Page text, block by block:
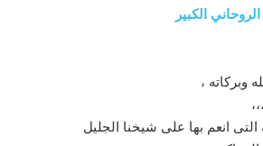
الكبير
وبركاته ،
انعم بها على شيخنا الجليل